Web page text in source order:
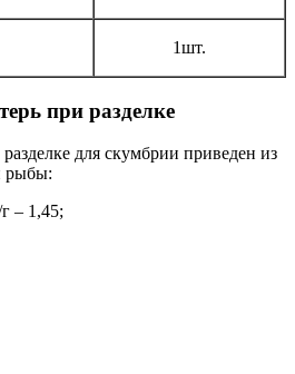
1шт.
при разделке
для скумбрии приведен из
рыбы:
– 1,45;